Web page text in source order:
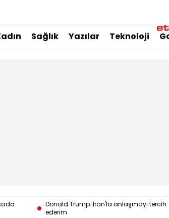
Sağlık Yazılar Teknoloji
Donald Trump: İran'la anlaşmayı tercih
ederim